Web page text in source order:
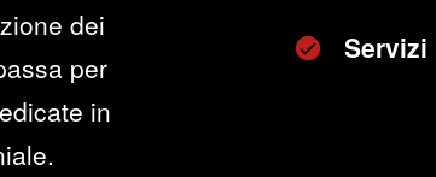
dei
per
in